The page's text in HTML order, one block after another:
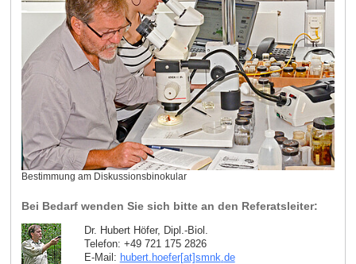
Bestimmung am Diskussionsbinokular
Bei Bedarf wenden Sie sich bitte an den Referatsleiter:
Dr. Hubert Höfer, Dipl.-Biol.
Telefon: +49 721 175 2826
E-Mail: hubert.hoefer[at]smnk de